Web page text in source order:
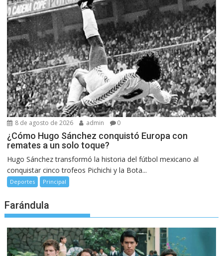
8 de agosto de 2026 admin 0
¿Cómo Hugo Sánchez conquistó Europa con
remates a un solo toque?
Hugo Sánchez transformó la historia del fútbol mexicano al
conquistar cinco trofeos Pichichi y la Bota...
Deportes Principal
Farándula